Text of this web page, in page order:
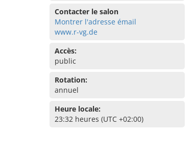
Contacter le salon
Montrer l'adresse émail
www.r-vg.de
Accès:
public
Rotation:
annuel
Heure locale:
23:32 heures (UTC +02:00)